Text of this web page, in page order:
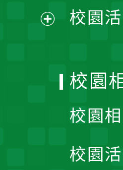
單
校園
校園
校園
校園